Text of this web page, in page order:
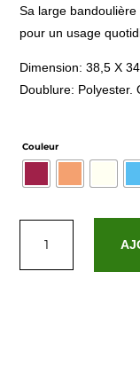
Sa large
pour un usage
Dimension: 38,5 X
Doublure: Polyester.
Couleur
Orient